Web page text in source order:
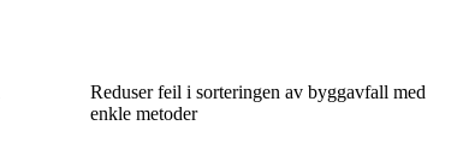
Reduser feil i sorteringen av byggavfall med
enkle metoder